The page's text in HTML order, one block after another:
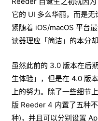
它的 UI 多么华丽，而是
紧随着 iOS/macOS 平台
读器理应「简洁」的本分
虽然此前的 3.0 版本在后
生体验」，但是在 4.0 版
上的努力。除了一些细节
版 Reeder 4 内置了五种
种)，并且可以分别设置